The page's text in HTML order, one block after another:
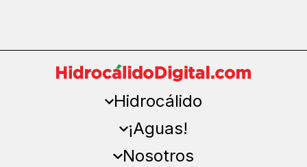
Hidrocálido
¡Aguas!
Nosotros